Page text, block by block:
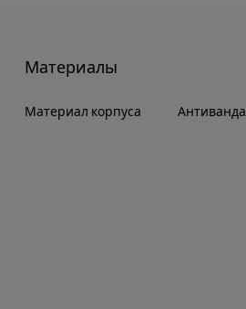
Материалы
Материал корпуса